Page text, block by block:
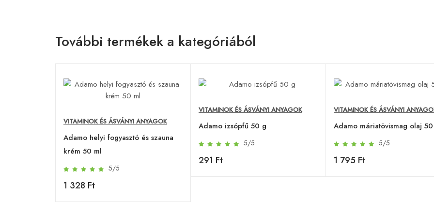
További termékek a kategóriából
VITAMINOK ÉS ÁSVÁNYI ANYAGOK
Adamo helyi fogyasztó és szauna
krém 50 ml
5/5
1 328 Ft
VITAMINOK ÉS ÁSVÁNYI ANYAGOK
Adamo izsópfű 50 g
5/5
291 Ft
VITAMINOK ÉS ÁSVÁNYI
Adamo máriatövismag olaj
5/5
1 795 Ft